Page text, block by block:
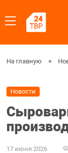
На главную
Новости
17 июня 2026